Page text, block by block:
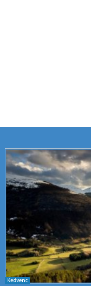
Kedvenc